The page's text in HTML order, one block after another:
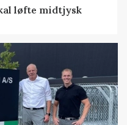
løfte midtjysk